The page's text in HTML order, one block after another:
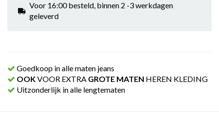
Voor 16:00 besteld, binnen 2 -3 werkdagen
geleverd
Goedkoop in alle maten jeans
OOKVOOR EXTRA GROTE MATEN HEREN KLEDING
Uitzonderlijk in alle lengtematen